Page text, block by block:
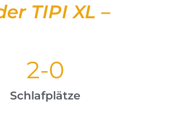
TIPI XL –
Schlafplätze
2-0